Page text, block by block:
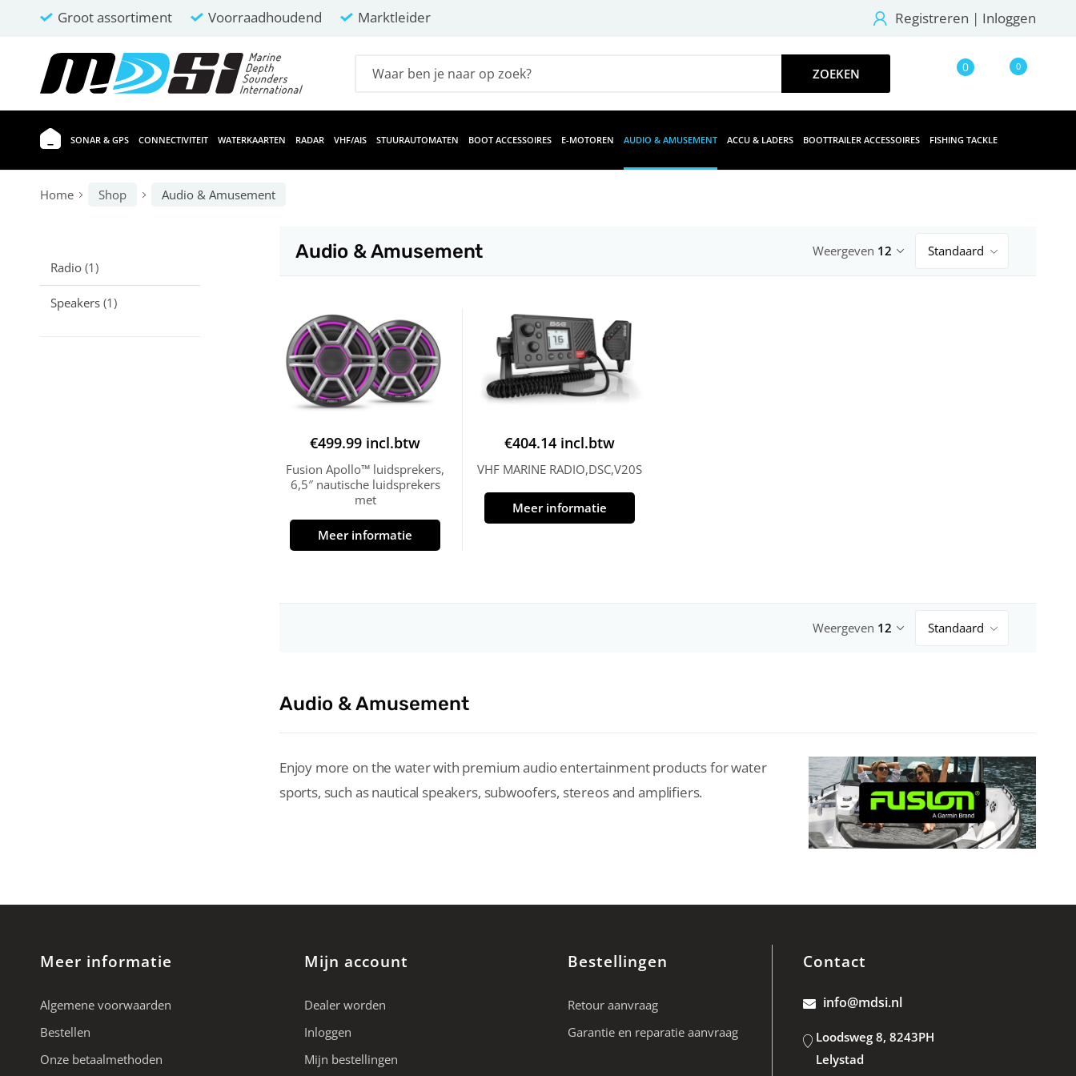
Groot assortiment Voorraadhoudend Marktleider Registreren | Inloggen
0 0
SONAR & GPS CONNECTIVITEIT WATERKAARTEN RADAR VHF/AIS STUURAUTOMATEN BOOT ACCESSOIRES E-MOTOREN AUDIO & AMUSEMENT ACCU & LADERS BOOTTRAILER ACCESSOIRES FISHING TACKLE
Home Shop Audio & Amusement
Audio & Amusement Weergeven 12 Standaard
€499.99 incl.btw
Fusion Apollo™ luidsprekers,
6,5″ nautische luidsprekers
met
Meer informatie
€404.14 incl.btw
VHF MARINE RADIO,DSC,V20S
Meer informatie
Weergeven 12 Standaard
Radio (1)
Speakers (1)
Audio & Amusement
Enjoy more on the water with premium audio entertainment products for water
sports, such as nautical speakers, subwoofers, stereos and amplifiers.
Meer informatie
Algemene voorwaarden
Bestellen
Onze betaalmethoden
Mijn account
Dealer worden
Inloggen
Mijn bestellingen
Bestellingen
Retour aanvraag
Garantie en reparatie aanvraag
Contact
info@mdsi.nl
Loodsweg 8, 8243PH
Lelystad